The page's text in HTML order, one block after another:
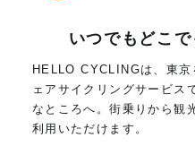
いつでもどこ
HELLO CYCLINGは、東京
ェアサイクリングサービス
なところへ。街乗りから観
利用いただけます。